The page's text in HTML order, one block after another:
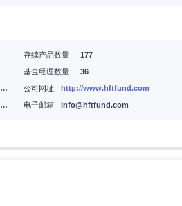
存续产品数量
177
基金经理数量
36
上海市浦东新区陆家嘴花园石桥路66号东亚银行金融大厦36-37层
上海市浦东新区陆家嘴花园石桥路66号东亚银行金融大厦36-37层
公司网址
http://www.hftfund.com
电子邮箱
info@hftfund.com